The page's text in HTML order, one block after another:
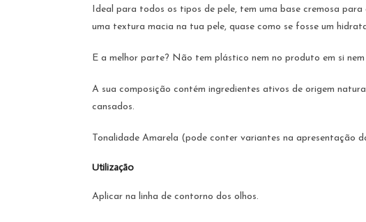
Ideal para todos os tipos de pele, tem uma base cremosa
uma textura macia na tua pele, quase como se fosse um
E a melhor parte? Não tem plástico nem no produto em si
A sua composição contém ingredientes ativos de origem
cansados.
Tonalidade Amarela (pode conter variantes na apresentação
Utilização
Aplicar na linha de contorno dos olhos.